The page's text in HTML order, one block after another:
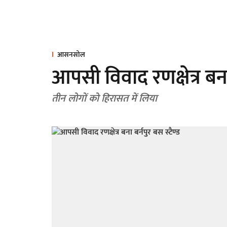
आसनसोल
आपसी विवाद रणक्षेत्र
तीन लोगों को हिरासत में लिया